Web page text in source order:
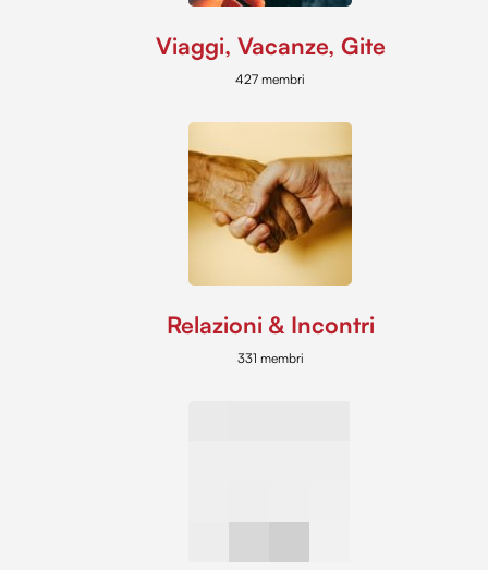
Viaggi, Vacanze, Gite
427 membri
Relazioni & Incontri
331 membri